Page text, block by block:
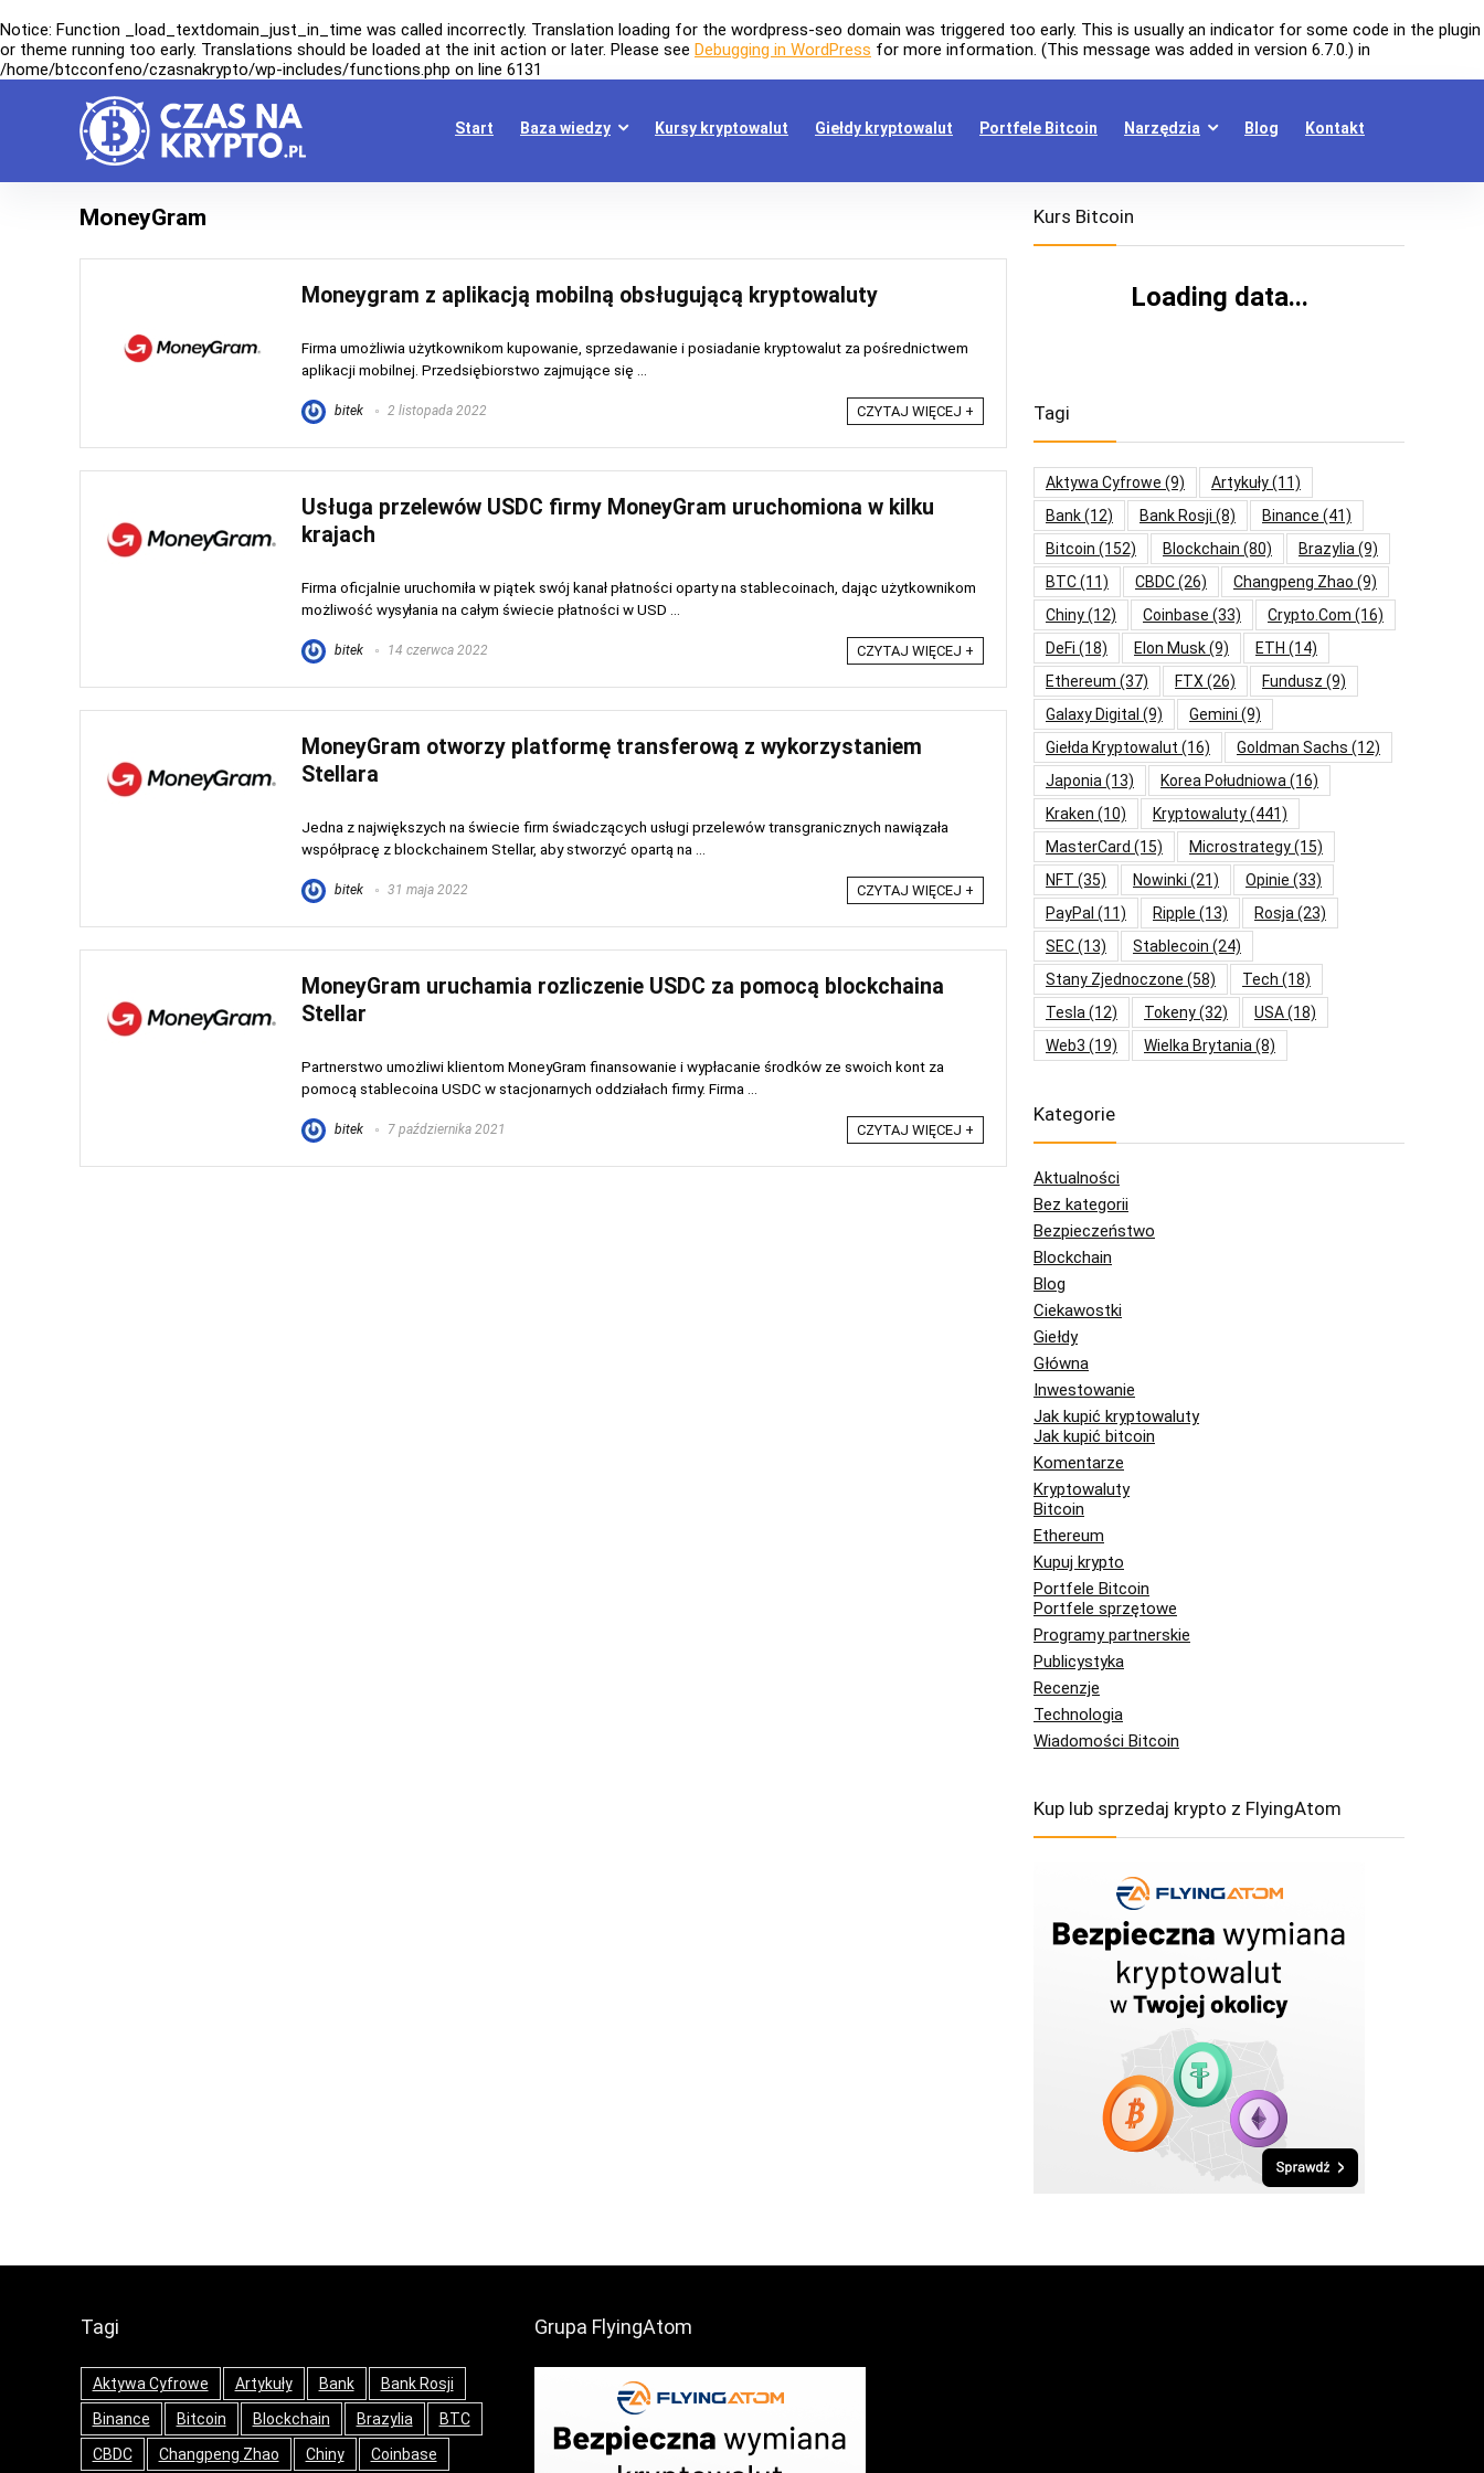
Notice: Function _load_textdomain_just_in_time was called incorrectly. Translation loading for the wordpress-seo domain was triggered too early. This is usually an indicator for some code in the plugin
or theme running too early. Translations should be loaded at the init action or later. Please see Debugging in WordPress for more information. (This message was added in version 6.7.0.) in
/home/btcconfeno/czasnakrypto/wp-includes/functions.php on line 6131
Start Baza wiedzy Kursy kryptowalut Giełdy kryptowalut Portfele Bitcoin Narzędzia Blog Kontakt
MoneyGram
Moneygram z aplikacją mobilną obsługującą kryptowaluty
Firma umożliwia użytkownikom kupowanie, sprzedawanie i posiadanie kryptowalut za pośrednictwem
aplikacji mobilnej. Przedsiębiorstwo zajmujące się ...
bitek 2 listopada 2022 CZYTAJ WIĘCEJ +
Usługa przelewów USDC firmy MoneyGram uruchomiona w kilku
krajach
Firma oficjalnie uruchomiła w piątek swój kanał płatności oparty na stablecoinach, dając użytkownikom
możliwość wysyłania na całym świecie płatności w USD ...
bitek 14 czerwca 2022 CZYTAJ WIĘCEJ +
MoneyGram otworzy platformę transferową z wykorzystaniem
Stellara
Jedna z największych na świecie firm świadczących usługi przelewów transgranicznych nawiązała
współpracę z blockchainem Stellar, aby stworzyć opartą na ...
bitek 31 maja 2022 CZYTAJ WIĘCEJ +
MoneyGram uruchamia rozliczenie USDC za pomocą blockchaina
Stellar
Partnerstwo umożliwi klientom MoneyGram finansowanie i wypłacanie środków ze swoich kont za
pomocą stablecoina USDC w stacjonarnych oddziałach firmy. Firma ...
bitek 7 października 2021 CZYTAJ WIĘCEJ +
Kurs Bitcoin
Loading data...
Tagi
Aktywa Cyfrowe (9) Artykuły(11)
Bank(12) Bank Rosji (8) Binance (41)
Bitcoin (152) Blockchain (80) Brazylia (9)
BTC(11) CBDC(26) Changpeng Zhao (9)
Chiny(12) Coinbase (33) Crypto.com (16)
DeFi (18) Elon Musk(9) ETH (14)
Ethereum (37) FTX (26) Fundusz (9)
Galaxy Digital (9) Gemini (9)
Giełda Kryptowalut (16) Goldman Sachs (12)
Japonia (13) Korea Południowa (16)
Kraken (10) Kryptowaluty(441)
MasterCard (15) Microstrategy(15)
NFT (35) Nowinki (21) Opinie (33)
PayPal (11) Ripple (13) Rosja (23)
SEC(13) Stablecoin (24)
Stany Zjednoczone (58) Tech (18)
Tesla (12) Tokeny(32) USA(18)
Web3 (19) Wielka Brytania (8)
Kategorie
Aktualności
Bez kategorii
Bezpieczeństwo
Blockchain
Blog
Ciekawostki
Giełdy
Główna
Inwestowanie
Jak kupić kryptowaluty
Jak kupić bitcoin
Komentarze
Kryptowaluty
Bitcoin
Ethereum
Kupuj krypto
Portfele Bitcoin
Portfele sprzętowe
Programy partnerskie
Publicystyka
Recenzje
Technologia
Wiadomości Bitcoin
Kup lub sprzedaj krypto z FlyingAtom
Tagi
Aktywa Cyfrowe Artykuły Bank
Bank Rosji
Binance
Bitcoin Blockchain Brazylia
BTC
CBDC
Changpeng Zhao Chiny Coinbase
Grupa FlyingAtom